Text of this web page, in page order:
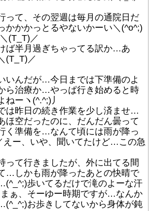
って、その翌週は毎月の通院日だ
かかかっとるやないかーい＼(^o^;)
(T_T)／
ば半月過ぎちゃってる訳か…あ
(T_T)／
いんだが…今日までは下準備のよ
ら治療か…やっぱ行き始めると時
ねーヽ(^.^;)丿
は昨日の続き作業を少し済ませ…
ほ空だったのに、だんだん曇って
く準備を…なんて頃には雨が降っ
えー、いや、聞いてたけど…この急
て行きましたが、外に出てる間
…しかも雨が降ったあとの快晴で
歩いてるだけで滝のよーな汗
ぁ、そーゆー時期ですが…なんか
お歩きしてないから身体が鈍